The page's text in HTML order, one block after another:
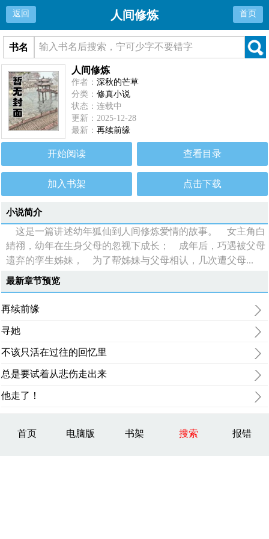
返回 人间修炼 首页
书名
人间修炼
作者：深秋的芒草
分类：修真小说
状态：连载中
更新：2025-12-28
最新：再续前缘
开始阅读 查看目录
加入书架 点击下载
小说简介
这是一篇讲述幼年狐仙到人间修炼爱情的故事。 女主角白
綪祤，幼年在生身父母的忽视下成长； 成年后，巧遇被父母
遗弃的孪生姊妹， 为了帮姊妹与父母相认，几次遭父母...
最新章节预览
再续前缘
寻她
不该只活在过往的回忆里
总是要试着从悲伤走出来
他走了！
首页 电脑版 书架 搜索 报错